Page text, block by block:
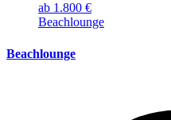
ab 1.800 €
Beachlounge
Beachlounge